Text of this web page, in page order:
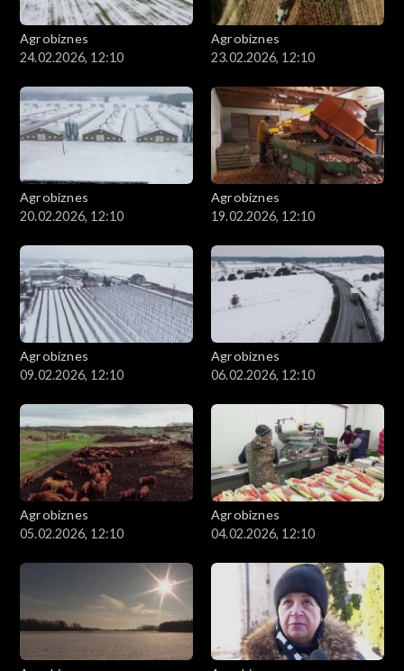
Agrobiznes
24.02.2026, 12:10
Agrobiznes
23.02.2026, 12:10
Agrobiznes
20.02.2026, 12:10
Agrobiznes
19.02.2026, 12:10
Agrobiznes
09.02.2026, 12:10
Agrobiznes
06.02.2026, 12:10
Agrobiznes
05.02.2026, 12:10
Agrobiznes
04.02.2026, 12:10